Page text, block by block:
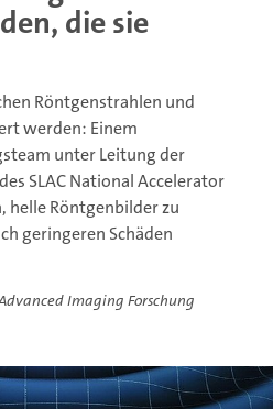
die sie
Röntgenstrahlen und
werden: Einem
unter Leitung der
SLAC National Accelerator
helle Röntgenbilder zu
geringeren Schäden
Imaging Forschung